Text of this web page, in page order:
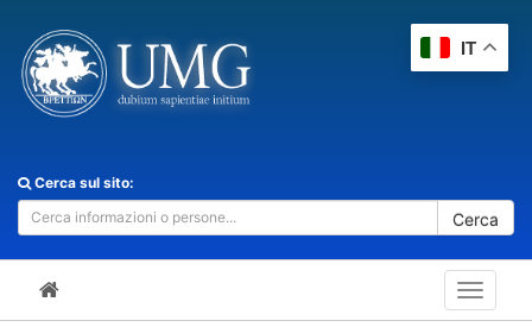
Cerca sul sito:
Cerca
Toggle
IT